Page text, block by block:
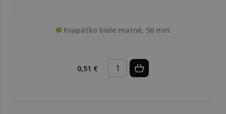
Kvapátko biele matné, 56 mm
0,51 €